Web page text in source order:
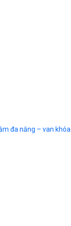
đa năng – van khóa